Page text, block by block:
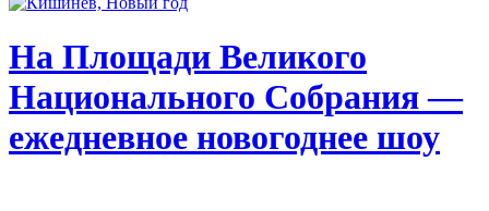
На Площади Великого
Национального Собрания —
ежедневное новогоднее шоу